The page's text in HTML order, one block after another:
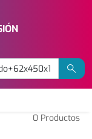
0 Productos